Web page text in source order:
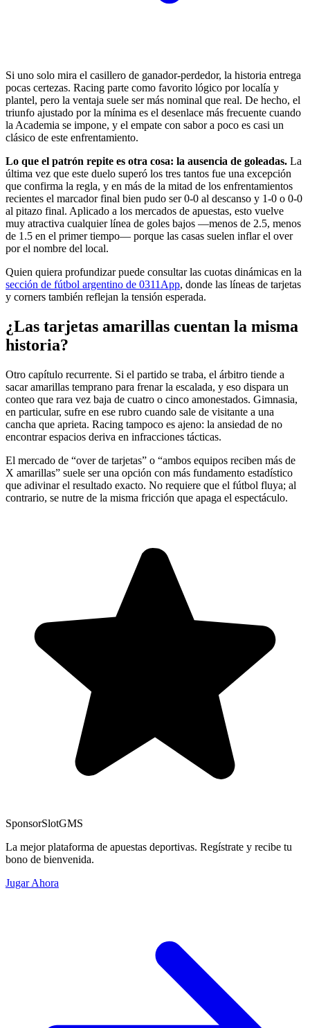
Si uno solo mira el casillero de ganador-perdedor, la historia entrega
pocas certezas. Racing parte como favorito lógico por localía y
plantel, pero la ventaja suele ser más nominal que real. De hecho, el
triunfo ajustado por la mínima es el desenlace más frecuente cuando
la Academia se impone, y el empate con sabor a poco es casi un
clásico de este enfrentamiento.
Lo que el patrón repite es otra cosa: la ausencia de goleadas. La
última vez que este duelo superó los tres tantos fue una excepción
que confirma la regla, y en más de la mitad de los enfrentamientos
recientes el marcador final bien pudo ser 0-0 al descanso y 1-0 o 0-0
al pitazo final. Aplicado a los mercados de apuestas, esto vuelve
muy atractiva cualquier línea de goles bajos —menos de 2.5, menos
de 1.5 en el primer tiempo— porque las casas suelen inflar el over
por el nombre del local.
Quien quiera profundizar puede consultar las cuotas dinámicas en la
sección de fútbol argentino de 0311App, donde las líneas de tarjetas
y corners también reflejan la tensión esperada.
¿Las tarjetas amarillas cuentan la misma
historia?
Otro capítulo recurrente. Si el partido se traba, el árbitro tiende a
sacar amarillas temprano para frenar la escalada, y eso dispara un
conteo que rara vez baja de cuatro o cinco amonestados. Gimnasia,
en particular, sufre en ese rubro cuando sale de visitante a una
cancha que aprieta. Racing tampoco es ajeno: la ansiedad de no
encontrar espacios deriva en infracciones tácticas.
El mercado de “over de tarjetas” o “ambos equipos reciben más de
X amarillas” suele ser una opción con más fundamento estadístico
que adivinar el resultado exacto. No requiere que el fútbol fluya; al
contrario, se nutre de la misma fricción que apaga el espectáculo.
SponsorSlotGMS
La mejor plataforma de apuestas deportivas. Regístrate y recibe tu
bono de bienvenida.
Jugar Ahora